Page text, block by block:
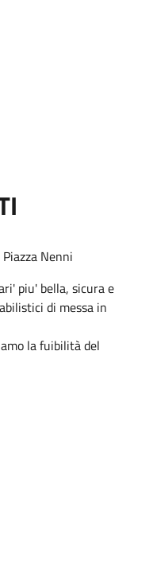
Nenni
piu' bella, sicura e
di messa in
la fuibilità del